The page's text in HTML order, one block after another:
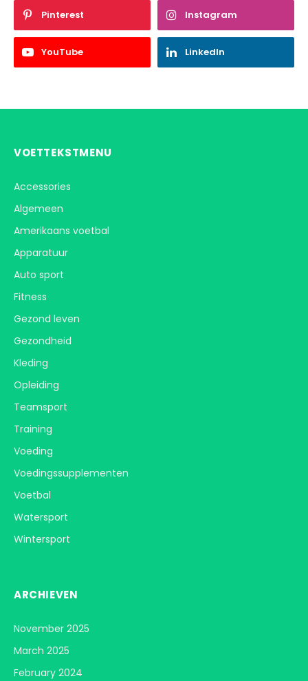
Pinterest Instagram
YouTube LinkedIn
VOETTEKSTMENU
Accessories
Algemeen
Amerikaans voetbal
Apparatuur
Auto sport
Fitness
Gezond leven
Gezondheid
Kleding
Opleiding
Teamsport
Training
Voeding
Voedingssupplementen
Voetbal
Watersport
Wintersport
ARCHIEVEN
November 2025
March 2025
February 2024